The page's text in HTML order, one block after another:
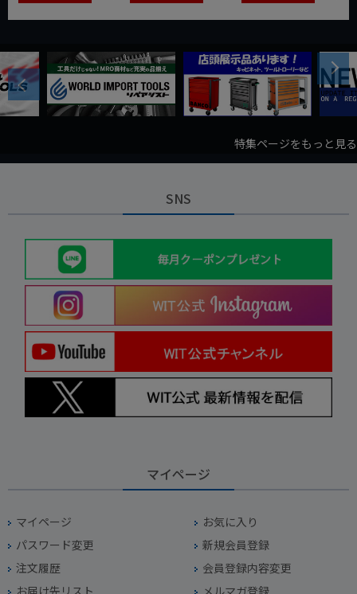
Previous
Next
特集ページをもっと見る
SNS
マイページ
マイページ
お気に入り
パスワード変更
新規会員登録
注文履歴
会員登録内容変更